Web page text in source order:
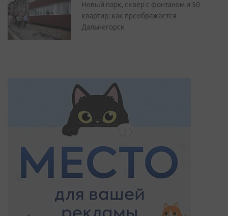
Новый парк, сквер с фонтаном и 50
квартир: как преображается
Дальнегорск